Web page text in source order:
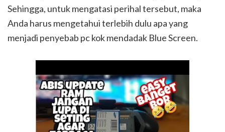
Sehingga, untuk mengatasi perihal tersebut, maka
Anda harus mengetahui terlebih dulu apa yang
menjadi penyebab pc kok mendadak Blue Screen.